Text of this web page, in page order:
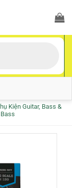
Kiện Guitar, Bass &